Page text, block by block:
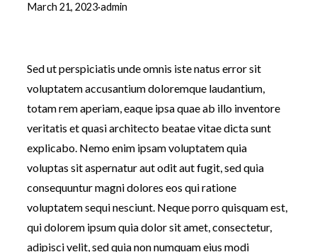
March 21, 2023·admin
Sed ut perspiciatis unde omnis iste natus error sit
voluptatem accusantium doloremque laudantium,
totam rem aperiam, eaque ipsa quae ab illo inventore
veritatis et quasi architecto beatae vitae dicta sunt
explicabo. Nemo enim ipsam voluptatem quia
voluptas sit aspernatur aut odit aut fugit, sed quia
consequuntur magni dolores eos qui ratione
voluptatem sequi nesciunt. Neque porro quisquam est,
qui dolorem ipsum quia dolor sit amet, consectetur,
adipisci velit, sed quia non numquam eius modi